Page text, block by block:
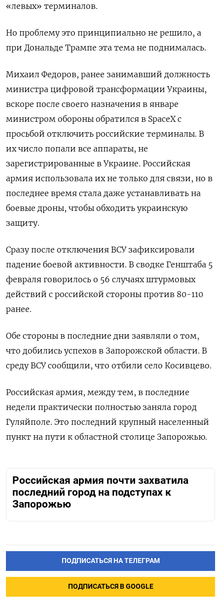
«левых» терминалов.
Но проблему это принципиально не решило, а
при Дональде Трампе эта тема не поднималась.
Михаил Федоров, ранее занимавший должность
министра цифровой трансформации Украины,
вскоре после своего назначения в январе
министром обороны обратился в SpaceX с
просьбой отключить российские терминалы. В
их число попали все аппараты, не
зарегистрированные в Украине. Российская
армия использовала их не только для связи, но в
последнее время стала даже устанавливать на
боевые дроны, чтобы обходить украинскую
защиту.
Сразу после отключения ВСУ зафиксировали
падение боевой активности. В сводке Генштаба 5
февраля говорилось о 56 случаях штурмовых
действий с российской стороны против 80-110
ранее.
Обе стороны в последние дни заявляли о том,
что добились успехов в Запорожской области. В
среду ВСУ сообщили, что отбили село Косивцево.
Российская армия, между тем, в последние
недели практически полностью заняла город
Гуляйполе. Это последний крупный населенный
пункт на пути к областной столице Запорожью.
Российская армия почти захватила
последний город на подступах к
Запорожью
ПОДПИСАТЬСЯ НА ТЕЛЕГРАМ
ПОДПИСАТЬСЯ В GOOGLE